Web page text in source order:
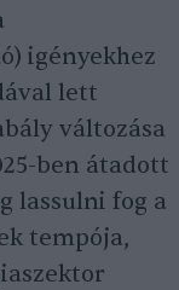
igényekhez
lett
változása
ben átadott
lassulni fog a
tempója,